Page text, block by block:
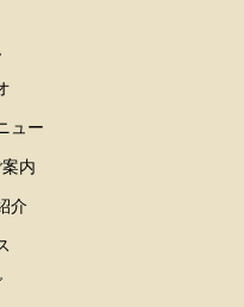
ュー
内
介